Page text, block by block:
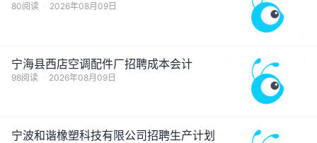
80阅读 · 2026年08月09日
宁海县西店空调配件厂招聘成本会计
98阅读 · 2026年08月09日
宁波和谐橡塑科技有限公司招聘生产计划